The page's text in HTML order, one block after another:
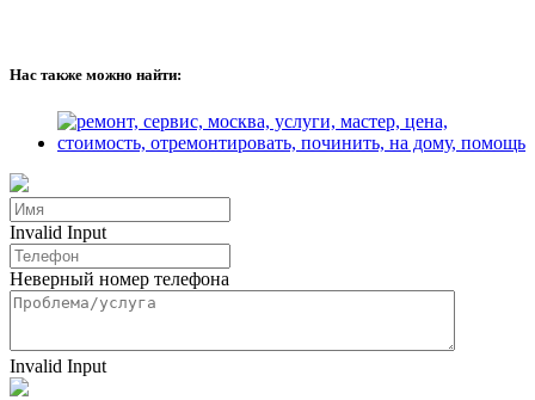
Нас также можно найти:
Invalid Input
Неверный номер телефона
Invalid Input